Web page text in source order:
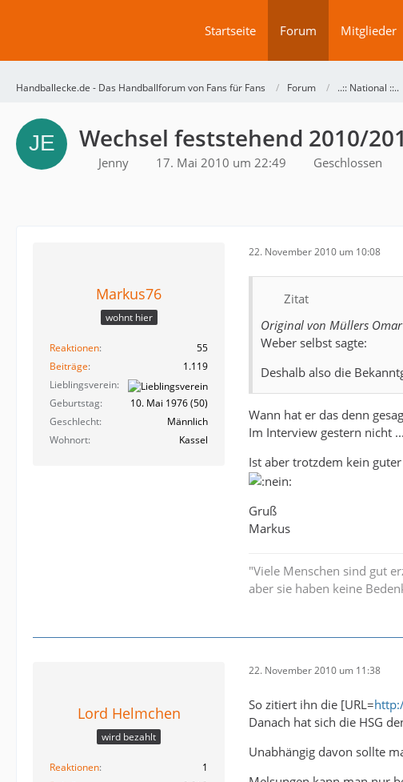
Startseite Forum Mitglieder
Handballecke.de - Das Handballforum von Fans für Fans Forum ..:: National ::..
Wechsel feststehend 2010/
Jenny 17. Mai 2010 um 22:49 Geschlossen
Markus76
wohnt hier
Reaktionen
55
Beiträge
1.119
Lieblingsverein
Geburtstag
10. Mai 1976 (50)
Geschlecht
Männlich
Wohnort
Kassel
22. November 2010 um 10:08
Zitat
Original von Müllers Omar
Weber selbst sagte:
Deshalb also die
Wann hat er das denn
Im Interview gestern nicht ...
Ist aber trotzdem kein
Gruß
Markus
"Viele Menschen sind gut
aber sie haben keine
Lord Helmchen
wird bezahlt
Reaktionen
1
22. November 2010 um 11:38
So zitiert ihn die [URL=
Danach hat sich die HSG
Unabhängig davon sollte